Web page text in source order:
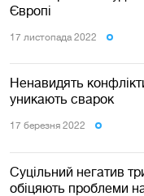
Європі
17 листопада 2022
Ненавидять
уникають сварок
17 березня 2022
Суцільний негатив
обіцяють проблеми